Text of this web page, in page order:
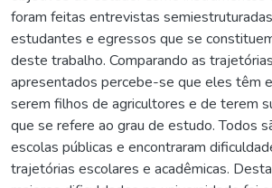
foram feitas entrevistas
estudantes e egressos que se
deste trabalho. Comparando as
apresentados percebe-se que eles têm
serem filhos de agricultores e de terem
que se refere ao grau de estudo. Todos
escolas públicas e encontraram
trajetórias escolares e acadêmicas.